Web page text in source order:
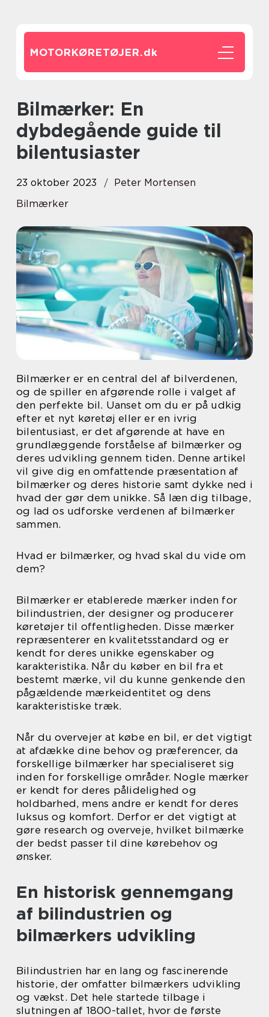
MOTORKØRETØJER.dk
Bilmærker: En
dybdegående guide til
bilentusiaster
23 oktober 2023
Peter Mortensen
Bilmærker
Bilmærker er en central del af bilverdenen,
og de spiller en afgørende rolle i valget af
den perfekte bil. Uanset om du er på udkig
efter et nyt køretøj eller er en ivrig
bilentusiast, er det afgørende at have en
grundlæggende forståelse af bilmærker og
deres udvikling gennem tiden. Denne artikel
vil give dig en omfattende præsentation af
bilmærker og deres historie samt dykke ned i
hvad der gør dem unikke. Så læn dig tilbage,
og lad os udforske verdenen af bilmærker
sammen.
Hvad er bilmærker, og hvad skal du vide om
dem?
Bilmærker er etablerede mærker inden for
bilindustrien, der designer og producerer
køretøjer til offentligheden. Disse mærker
repræsenterer en kvalitetsstandard og er
kendt for deres unikke egenskaber og
karakteristika. Når du køber en bil fra et
bestemt mærke, vil du kunne genkende den
pågældende mærkeidentitet og dens
karakteristiske træk.
Når du overvejer at købe en bil, er det vigtigt
at afdække dine behov og præferencer, da
forskellige bilmærker har specialiseret sig
inden for forskellige områder. Nogle mærker
er kendt for deres pålidelighed og
holdbarhed, mens andre er kendt for deres
luksus og komfort. Derfor er det vigtigt at
gøre research og overveje, hvilket bilmærke
der bedst passer til dine kørebehov og
ønsker.
En historisk gennemgang
af bilindustrien og
bilmærkers udvikling
Bilindustrien har en lang og fascinerende
historie, der omfatter bilmærkers udvikling
og vækst. Det hele startede tilbage i
slutningen af 1800-tallet, hvor de første